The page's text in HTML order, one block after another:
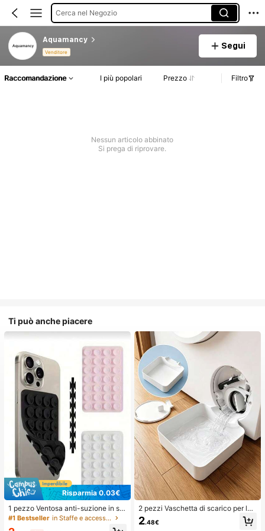
Cerca nel Negozio
Aquamancy
Venditore
Segui
Raccomandazione I più popolari Prezzo Filtro
Nessun articolo abbinato
Si prega di riprovare.
Ti può anche piacere
Risparmia 0.03€
1 pezzo Ventosa anti-suzione in sili
cone per telefono, 28 pezzi Ventos
#1 Bestseller in Staffe e accessori
2 pezzi Vaschetta di scarico per lav
atrice, Tappetino di protezione imp
ermeabile per pavimento della lava
2.48€